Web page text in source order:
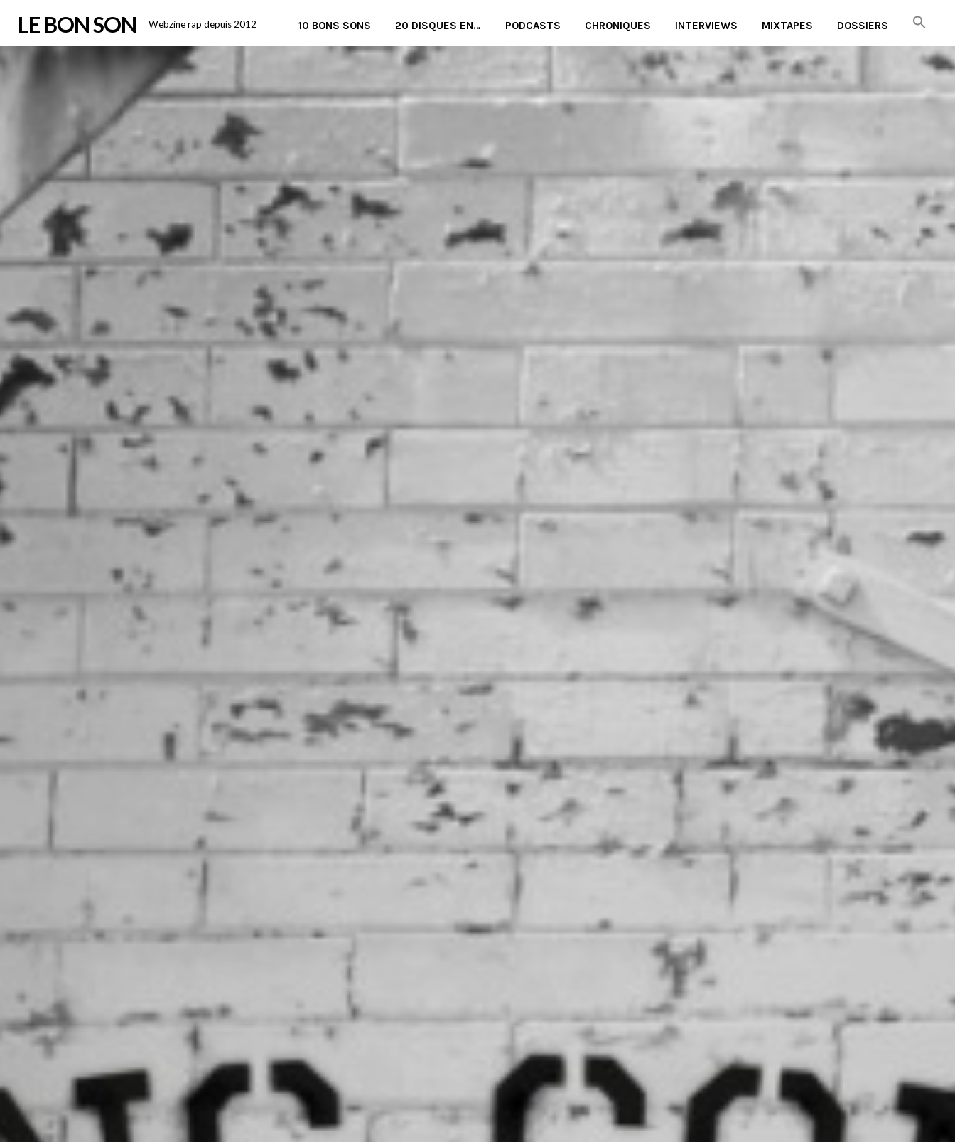
content
LE BON SON Webzine rap depuis 2012 10 BONS SONS 20 DISQUES EN… PODCASTS CHRONIQUES INTERVIEWS MIXTAPES DOSSIERS